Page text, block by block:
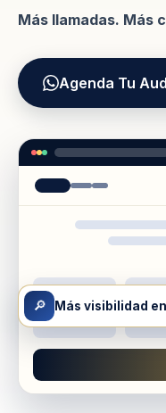
Más llamadas. Más
Agenda Tu
🔎 Más visibilidad